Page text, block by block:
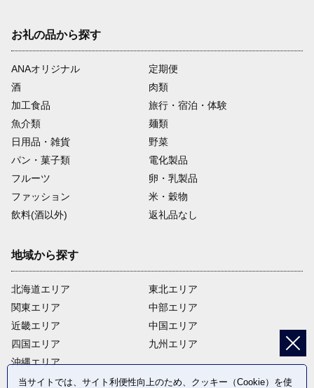
お礼の品から探す
ANAオリジナル
定期便
酒
肉類
加工食品
旅行・宿泊・体験
魚介類
麺類
日用品・雑貨
野菜
パン・菓子類
電化製品
フルーツ
卵・乳製品
ファッション
米・穀物
飲料(酒以外)
返礼品なし
地域から探す
北海道エリア
関東エリア
近畿エリア
四国エリア
沖縄エリア
東北エリア
中部エリア
中国エリア
九州エリア
当サイトでは、サイト利便性向上のため、クッキー（Cookie）を使